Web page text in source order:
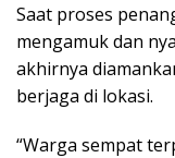
Saat proses
mengamuk dan
akhirnya
berjaga di lokasi.
“Warga sempat